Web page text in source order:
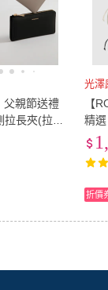
父親節送禮
長夾(拉鍊
夾)
光澤
【
精選
扣
折價